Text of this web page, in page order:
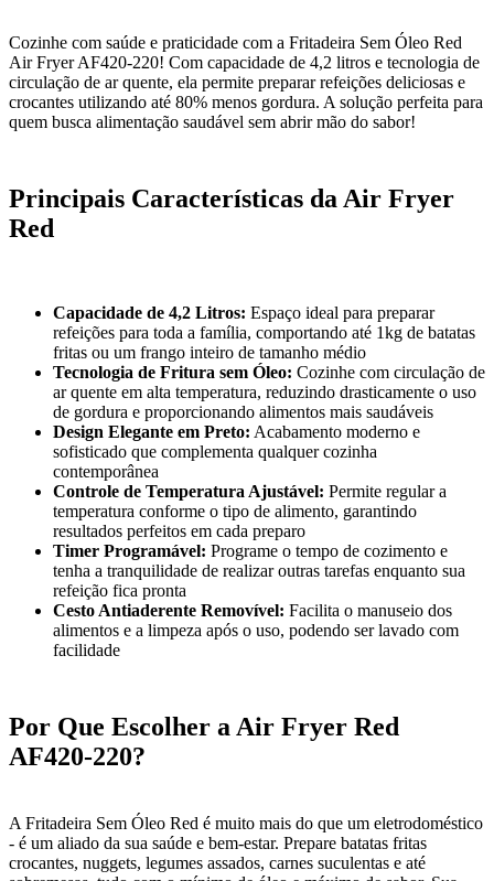
Cozinhe com saúde e praticidade com a Fritadeira Sem Óleo Red
Air Fryer AF420-220! Com capacidade de 4,2 litros e tecnologia de
circulação de ar quente, ela permite preparar refeições deliciosas e
crocantes utilizando até 80% menos gordura. A solução perfeita para
quem busca alimentação saudável sem abrir mão do sabor!
Principais Características da Air Fryer
Red
Capacidade de 4,2 Litros: Espaço ideal para preparar
refeições para toda a família, comportando até 1kg de batatas
fritas ou um frango inteiro de tamanho médio
Tecnologia de Fritura sem Óleo: Cozinhe com circulação de
ar quente em alta temperatura, reduzindo drasticamente o uso
de gordura e proporcionando alimentos mais saudáveis
Design Elegante em Preto: Acabamento moderno e
sofisticado que complementa qualquer cozinha
contemporânea
Controle de Temperatura Ajustável: Permite regular a
temperatura conforme o tipo de alimento, garantindo
resultados perfeitos em cada preparo
Timer Programável: Programe o tempo de cozimento e
tenha a tranquilidade de realizar outras tarefas enquanto sua
refeição fica pronta
Cesto Antiaderente Removível: Facilita o manuseio dos
alimentos e a limpeza após o uso, podendo ser lavado com
facilidade
Por Que Escolher a Air Fryer Red
AF420-220?
A Fritadeira Sem Óleo Red é muito mais do que um eletrodoméstico
- é um aliado da sua saúde e bem-estar. Prepare batatas fritas
crocantes, nuggets, legumes assados, carnes suculentas e até